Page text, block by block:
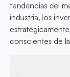
tendencias del
industria, los
conscientes de